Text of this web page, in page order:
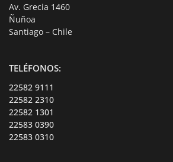
Av. Grecia 1460
Ñuñoa
Santiago – Chile
TELÉFONOS:
22582 9111
22582 2310
22582 1301
22583 0390
22583 0310